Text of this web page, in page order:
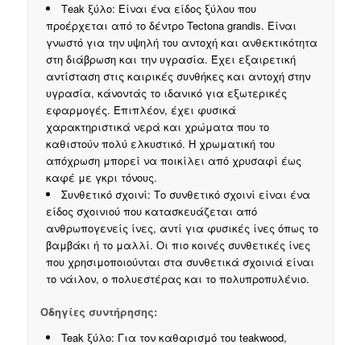
Τeak ξύλο: Είναι ένα είδος ξύλου που
προέρχεται από το δέντρο Tectona grandis. Είναι
γνωστό για την υψηλή του αντοχή και ανθεκτικότητα
στη διάβρωση και την υγρασία. Έχει εξαιρετική
αντίσταση στις καιρικές συνθήκες και αντοχή στην
υγρασία, κάνοντάς το ιδανικό για εξωτερικές
εφαρμογές. Επιπλέον, έχει φυσικά
χαρακτηριστικά νερά και χρώματα που το
καθιστούν πολύ ελκυστικό. Η χρωματική του
απόχρωση μπορεί να ποικίλει από χρυσαφί έως
καφέ με γκρι τόνους.
Συνθετικό σχοινί: Το συνθετικό σχοινί είναι ένα
είδος σχοινιού που κατασκευάζεται από
ανθρωπογενείς ίνες, αντί για φυσικές ίνες όπως το
βαμβάκι ή το μαλλί. Οι πιο κοινές συνθετικές ίνες
που χρησιμοποιούνται στα συνθετικά σχοινιά είναι
το νάιλον, ο πολυεστέρας και το πολυπροπυλένιο.
Οδηγίες συντήρησης:
Teak ξύλο: Για τον καθαρισμό του teakwood,